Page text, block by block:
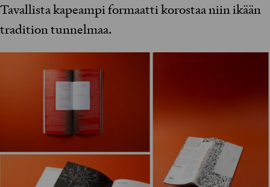
Tavallista kapeampi formaatti korostaa niin ikään
tradition tunnelmaa.